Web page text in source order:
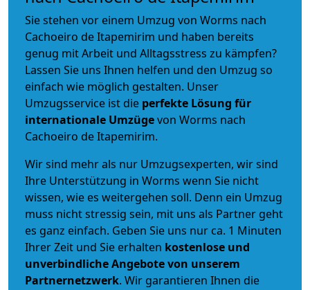
Sie stehen vor einem Umzug von Worms nach
Cachoeiro de Itapemirim und haben bereits
genug mit Arbeit und Alltagsstress zu kämpfen?
Lassen Sie uns Ihnen helfen und den Umzug so
einfach wie möglich gestalten. Unser
Umzugsservice ist die perfekte Lösung für
internationale Umzügevon Worms nach
Cachoeiro de Itapemirim.
Wir sind mehr als nur Umzugsexperten, wir sind
Ihre Unterstützung in Worms wenn Sie nicht
wissen, wie es weitergehen soll. Denn ein Umzug
muss nicht stressig sein, mit uns als Partner geht
es ganz einfach. Geben Sie uns nur ca. 1 Minuten
Ihrer Zeit und Sie erhalten kostenlose und
unverbindlicheAngebote von unserem
Partnernetzwerk. Wir garantieren Ihnen die